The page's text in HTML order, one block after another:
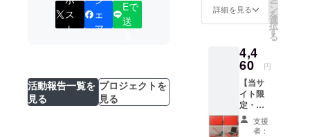
ス
ト
ェ
ア
Eで
送
活動報告一覧を
見る
プロジェクトを
見る
特商法に基
スプレス合
同会社
2.畑佐真平
3.hangteng
@e-mail.jp
詳細を見る ー
ン
を
選
択
す
る
4,4
60 円
【当サ
イト限
定・
20％OF
F】 支援
者：